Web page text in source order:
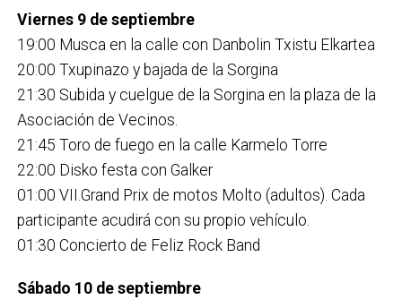
Viernes 9 de septiembre
19:00 Musca en la calle con Danbolin Txistu Elkartea
20:00 Txupinazo y bajada de la Sorgina
21:30 Subida y cuelgue de la Sorgina en la plaza de la
Asociación de Vecinos.
21:45 Toro de fuego en la calle Karmelo Torre
22:00 Disko festa con Galker
01:00 VII.Grand Prix de motos Molto (adultos). Cada
participante acudirá con su propio vehículo.
01:30 Concierto de Feliz Rock Band
Sábado 10 de septiembre